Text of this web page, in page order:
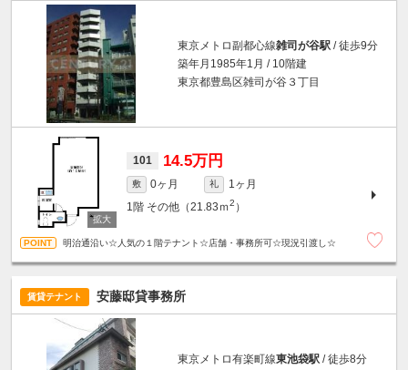
東京メトロ副都心線雑司が谷駅 / 徒歩9分
築年月1985年1月 / 10階建
東京都豊島区雑司が谷３丁目
101 14.5万円
敷 0ヶ月 礼
1ヶ月
1階 その他（21.83ｍ2 ）
明治通沿い☆人気の１階テナント☆店舗・事務所可☆現況引渡し☆
賃貸テナント 安藤邸貸事務所
東京メトロ有楽町線東池袋駅 / 徒歩8分